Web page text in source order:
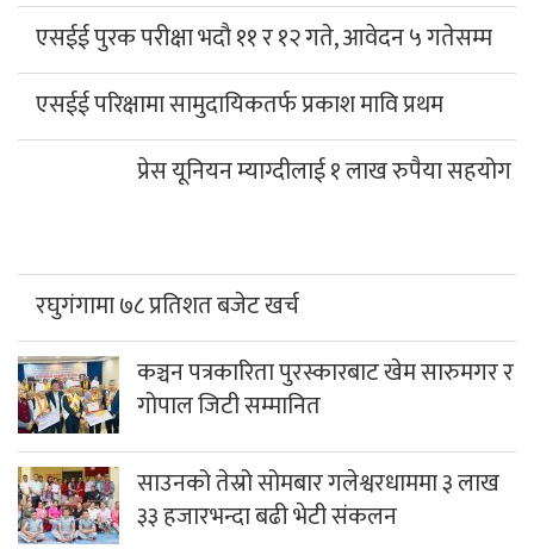
एसईई पुरक परीक्षा भदौ ११ र १२ गते, आवेदन ५ गतेसम्म
एसईई परिक्षामा सामुदायिकतर्फ प्रकाश मावि प्रथम
प्रेस यूनियन म्याग्दीलाई १ लाख रुपैया सहयोग
रघुगंगामा ७८ प्रतिशत बजेट खर्च
कञ्चन पत्रकारिता पुरस्कारबाट खेम सारुमगर र
गोपाल जिटी सम्मानित
साउनको तेस्रो सोमबार गलेश्वरधाममा ३ लाख
३३ हजारभन्दा बढी भेटी संकलन